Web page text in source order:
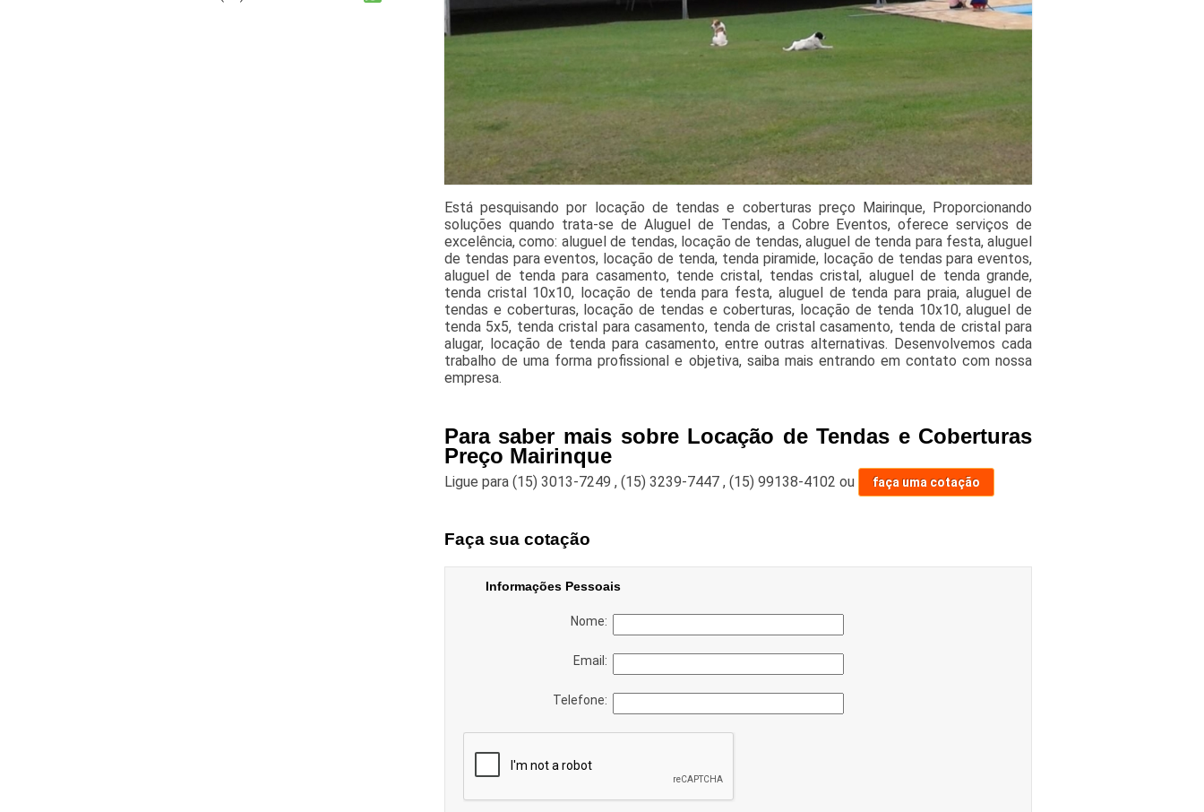
Está pesquisando por locação de tendas e coberturas preço Mairinque, Proporcionando
soluções quando trata-se de Aluguel de Tendas, a Cobre Eventos, oferece serviços de
excelência, como: aluguel de tendas, locação de tendas, aluguel de tenda para festa, aluguel
de tendas para eventos, locação de tenda, tenda piramide, locação de tendas para eventos,
aluguel de tenda para casamento, tende cristal, tendas cristal, aluguel de tenda grande,
tenda cristal 10x10, locação de tenda para festa, aluguel de tenda para praia, aluguel de
tendas e coberturas, locação de tendas e coberturas, locação de tenda 10x10, aluguel de
tenda 5x5, tenda cristal para casamento, tenda de cristal casamento, tenda de cristal para
alugar, locação de tenda para casamento, entre outras alternativas. Desenvolvemos cada
trabalho de uma forma profissional e objetiva, saiba mais entrando em contato com nossa
empresa.
Para saber mais sobre Locação de Tendas e Coberturas
Preço Mairinque
Ligue para (15) 3013-7249 , (15) 3239-7447 , (15) 99138-4102 ou faça uma cotação
Faça sua cotação
Informações Pessoais
Nome:
Email:
Telefone: